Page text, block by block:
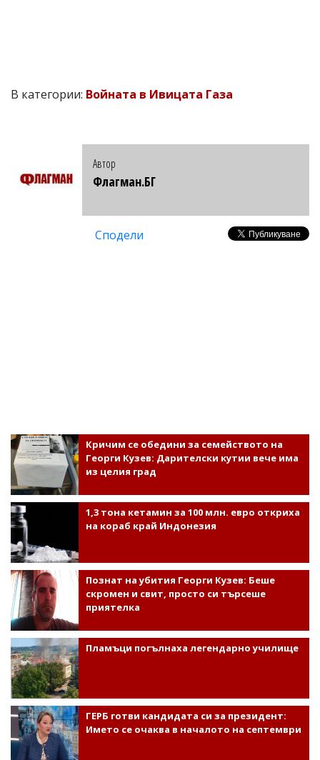
В категории: Войната в Ивицата Газа
Автор
Флагман.БГ
Сподели
Кричим се обедини за семейството на
Георги Кузев: Дарителски кутии вече има
из целия град
1,3 тона кетамин за 100 млн. евро откриха
на кораб край Индонезия
Познат на убития Георги Кузев: Беше
скромен и свит, просто си търсеше
приятелка
Пламъци погълнаха легендарно училище
ГЕРБ готви кандидата си за президент:
Името се очаква в началото на септември